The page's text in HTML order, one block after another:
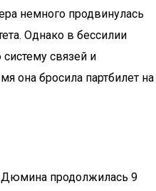
немного продвинулась
Однако в бессилии
связей и
она бросила партбилет на
Дюмина продолжилась 9